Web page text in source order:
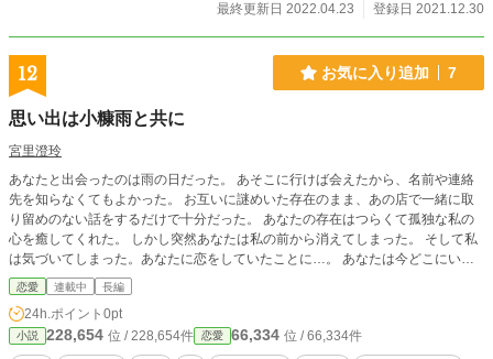
最終更新日 2022.04.23
登録日 2021.12.30
12 お気に入り追加 7
思い出は小糠雨と共に
宮里澄玲
あなたと出会ったのは雨の日だった。 あそこに行けば会えたから、名前や連絡
先を知らなくてもよかった。 お互いに謎めいた存在のまま、あの店で一緒に取
り留めのない話をするだけで十分だった。 あなたの存在はつらくて孤独な私の
心を癒してくれた。 しかし突然あなたは私の前から消えてしまった。 そして私
は気づいてしまった。あなたに恋をしていたことに…。 あなたは今どこにいる
の？ 何をしているの？ ◎この物語はフィクションです。設定、登場人物、場
所、企業等、全て架空のものです。 ◎これまでの作品に登場しました、あのカ
フェレストランが舞台です。
恋愛 連載中 長編
24h.ポイント 0pt
小説 228,654 位 / 228,654件 恋愛 66,334 位 / 66,334件